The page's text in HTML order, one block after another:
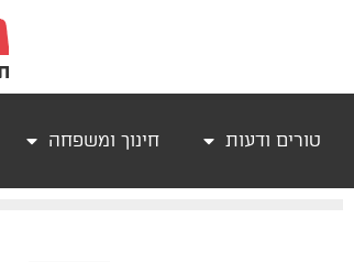
טורים ודעות חינוך ומשפחה